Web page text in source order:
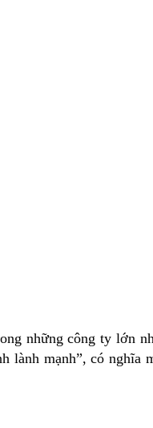
những công ty lớn
lành mạnh”, có